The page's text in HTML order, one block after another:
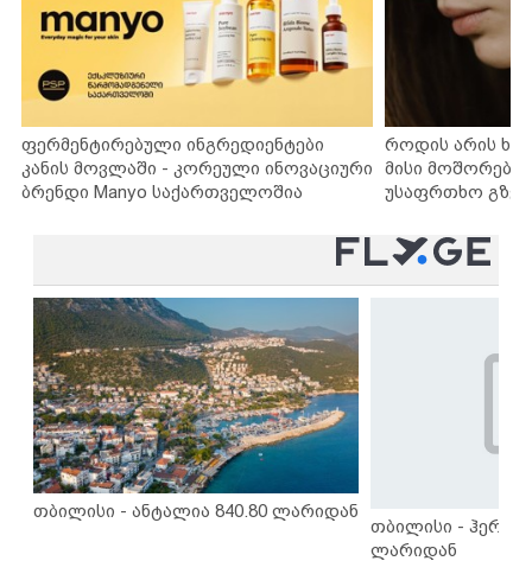
ფერმენტირებული ინგრედიენტები
კანის მოვლაში - კორეული ინოვაციური
ბრენდი Manyo საქართველოშია
როდის არის
მისი
უსაფრთხო
თბილისი - ანტალია 840.80 ლარიდან
თბილისი -
ლარიდან